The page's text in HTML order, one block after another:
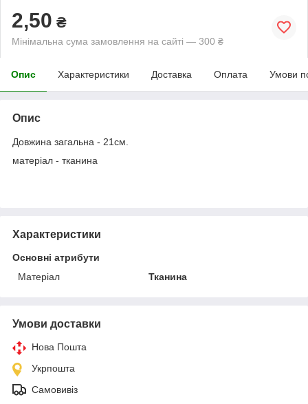
2,50 ₴
Мінімальна сума замовлення на сайті — 300 ₴
Опис Характеристики Доставка Оплата Умови
Опис
Довжина загальна - 21см.
матеріал - тканина
Характеристики
Основні атрибути
Матеріал
Тканина
Умови доставки
Нова Пошта
Укрпошта
Самовивіз